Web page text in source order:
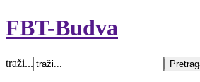
FBT-Budva
traži...